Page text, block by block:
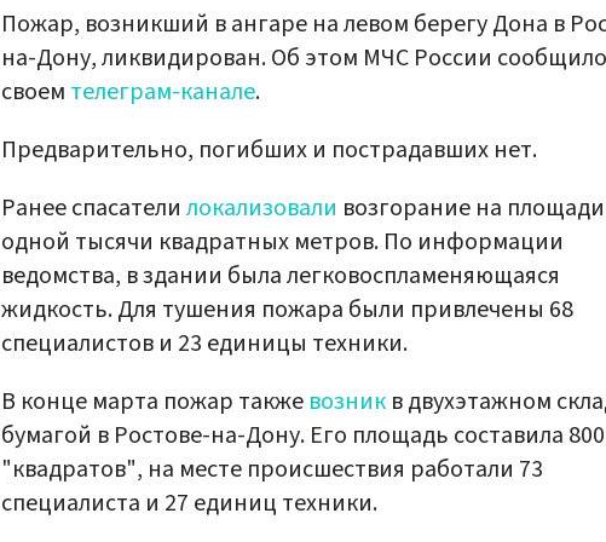
Пожар, возникший в ангаре на левом берегу Дона в
на-Дону, ликвидирован. Об этом МЧС России
своем телеграм-канале.
Предварительно, погибших и пострадавших нет.
Ранее спасатели локализовали возгорание на площади
одной тысячи квадратных метров. По информации
ведомства, в здании была легковоспламеняющаяся
жидкость. Для тушения пожара были привлечены 68
специалистов и 23 единицы техники.
В конце марта пожар также возник в двухэтажном
бумагой в Ростове-на-Дону. Его площадь составила 800
"квадратов", на месте происшествия работали 73
специалиста и 27 единиц техники.